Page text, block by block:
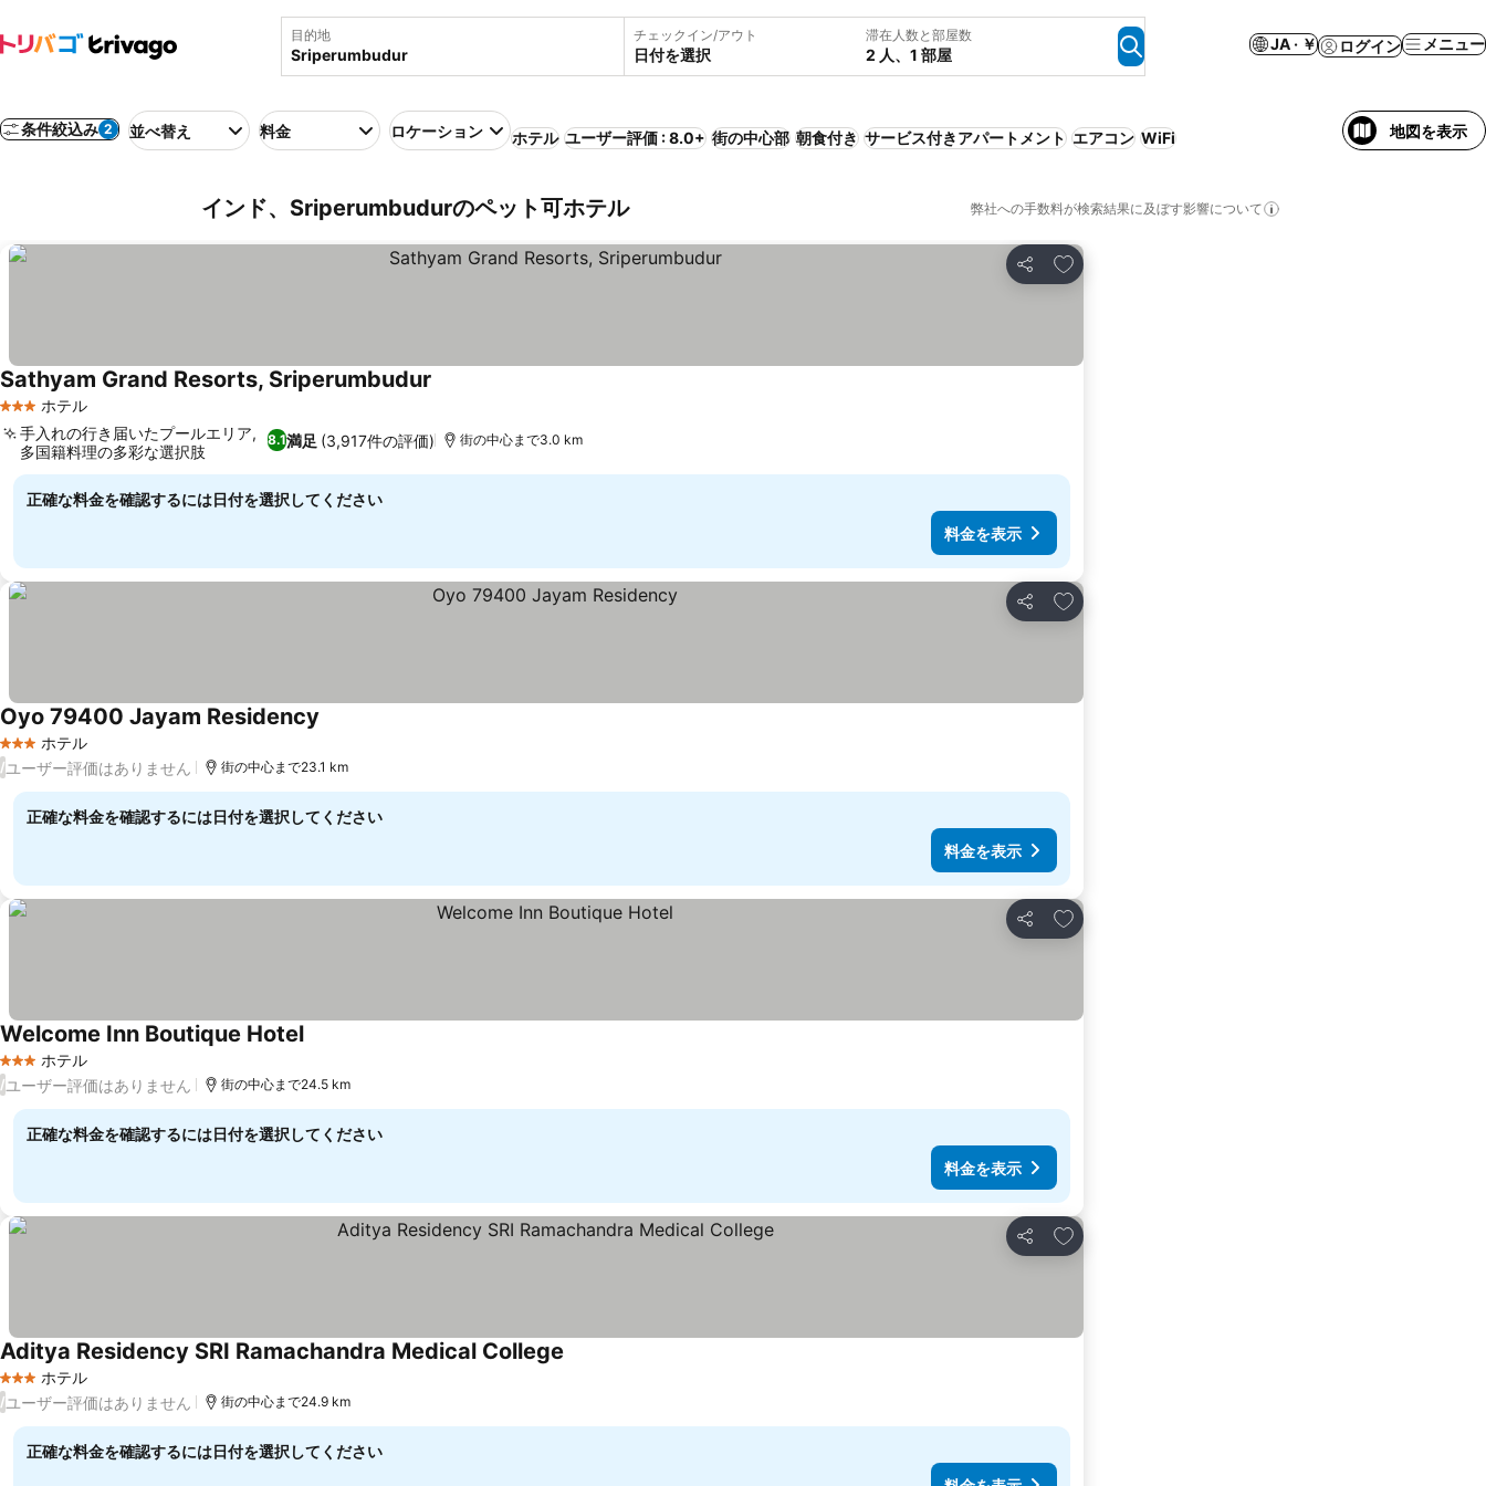
目的地 チェックイン/アウト
日付を選択
滞在人数と部屋数
2 人、1 部屋
JA · ￥ ログイン メニュー
条件絞込み 2 並べ替え 料金 ロケーション ホテル ユーザー評価 : 8.0+ 街の中心部 朝食付き サービス付きアパートメント エアコン WiFi 地図を表示
インド、Sriperumbudurのペット可ホテル 弊社への手数料が検索結果に及ぼす影響について
シェア
お気に入りに追加
3 ホテルのランク
ホテル
Sathyam Grand Resorts, Sriperumbudur
8.1満足 (3,917件の評価)
手入れの行き届いたプールエリア,
多国籍料理の多彩な選択肢
街の中心まで3.0 km
正確な料金を確認するには日付を選択してください
料金を表示
シェア
お気に入りに追加
3 ホテルのランク
ホテル
Oyo 79400 Jayam Residency
/ユーザー評価はありません 街の中心まで23.1 km
正確な料金を確認するには日付を選択してください
料金を表示
シェア
お気に入りに追加
3 ホテルのランク
ホテル
Welcome Inn Boutique Hotel
/ユーザー評価はありません 街の中心まで24.5 km
正確な料金を確認するには日付を選択してください
料金を表示
シェア
お気に入りに追加
3 ホテルのランク
ホテル
Aditya Residency SRI Ramachandra Medical College
/ユーザー評価はありません 街の中心まで24.9 km
正確な料金を確認するには日付を選択してください